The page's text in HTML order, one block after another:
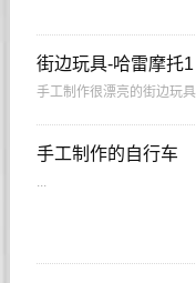
街边玩具-哈雷摩托1
手工制作很漂亮的街边玩
手工制作的自行车
...